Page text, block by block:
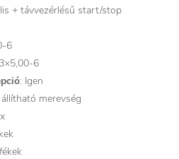
+ távvezérlésű start/stop
6
6
: Igen
merevség